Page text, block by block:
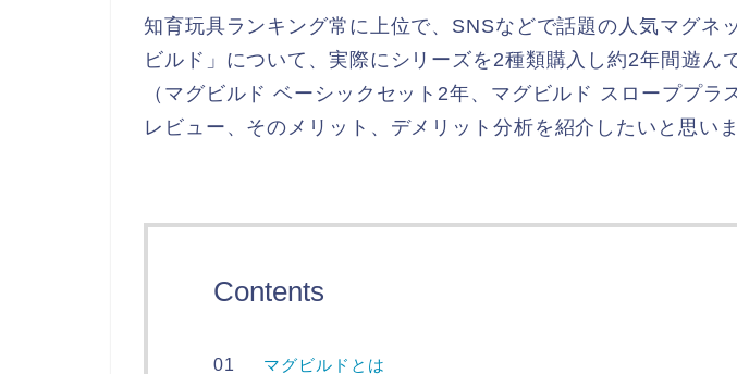
知育玩具ランキング常に上位で、SNSなどで話題の人気マグネ
ビルド」について、実際にシリーズを2種類購入し約2年間遊ん
（マグビルド ベーシックセット2年、マグビルド スローププラ
レビュー、そのメリット、デメリット分析を紹介したいと思いま
Contents
マグビルドとは